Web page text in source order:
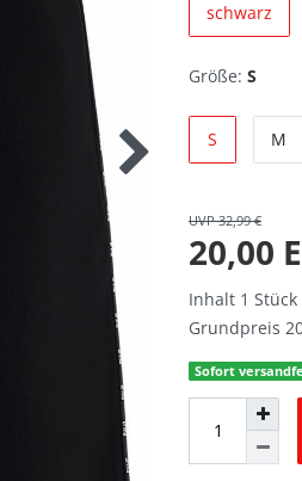
schwarz
Größe: S
S M
UVP 32,99 €
20,00
Inhalt 1 Stück
Grundpreis
Sofort